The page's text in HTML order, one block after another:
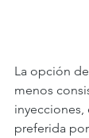
La opción
menos
inyecciones,
preferida